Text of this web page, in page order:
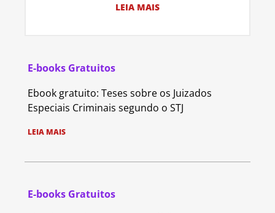
LEIA MAIS
E-books Gratuitos
Ebook gratuito: Teses sobre os Juizados
Especiais Criminais segundo o STJ
LEIA MAIS
E-books Gratuitos